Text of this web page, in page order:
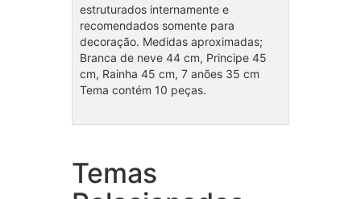
estruturados internamente e
recomendados somente para
decoração. Medidas aproximadas;
Branca de neve 44 cm, Principe 45
cm, Rainha 45 cm, 7 anões 35 cm
Tema contém 10 peças.
Temas
Coleção Fundo do Mar para
menina